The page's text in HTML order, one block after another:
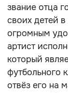
звание отца
своих детей
огромным
артист
который
футбольного
отвёз его на